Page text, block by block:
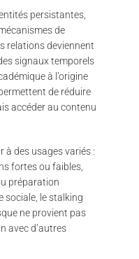
persistantes,
de
relations deviennent
signaux temporels
à l’origine
de réduire
accéder au contenu
à des usages variés :
fortes ou faibles,
préparation
sociale, le stalking
ne provient pas
avec d’autres